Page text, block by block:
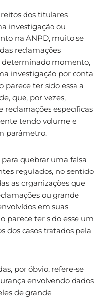
dos titulares
investigação ou
na ANPD, muito se
reclamações
determinado momento,
investigação por conta
parece ter sido essa a
que, por vezes,
reclamações específicas
tendo volume e
parâmetro.
quebrar uma falsa
regulados, no sentido
as organizações que
ou grande
em suas
parece ter sido esse um
dos casos tratados pela
por óbvio, refere-se
envolvendo dados
de grande